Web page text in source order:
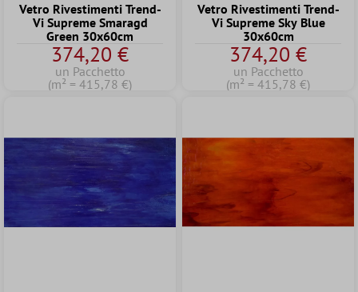
Vetro Rivestimenti Trend-
Vi Supreme Smaragd
Green 30x60cm
374,20 €
un Pacchetto
(m² = 415,78 €)
Vetro Rivestimenti Trend-
Vi Supreme Sky Blue
30x60cm
374,20 €
un Pacchetto
(m² = 415,78 €)